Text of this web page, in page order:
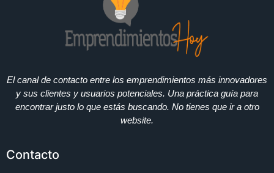
El canal de contacto entre los emprendimientos más innovadores
y sus clientes y usuarios potenciales. Una práctica guía para
encontrar justo lo que estás buscando. No tienes que ir a otro
website.
Contacto